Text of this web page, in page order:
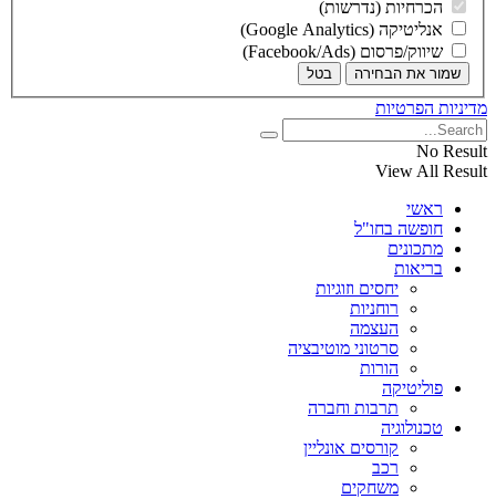
הכרחיות (נדרשות)
אנליטיקה (Google Analytics)
שיווק/פרסום (Facebook/Ads)
שמור את הבחירה בטל
מדיניות הפרטיות
No Result
View All Result
ראשי
חופשה בחו"ל
מתכונים
בריאות
יחסים וזוגיות
רוחניות
העצמה
סרטוני מוטיבציה
הורות
פוליטיקה
תרבות וחברה
טכנולוגיה
קורסים אונליין
רכב
משחקים